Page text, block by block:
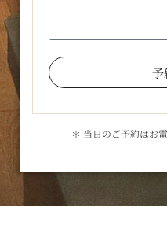
予
＊ 当日のご予約はお